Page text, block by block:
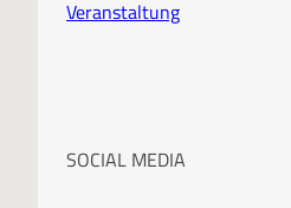
Veranstaltung
SOCIAL MEDIA